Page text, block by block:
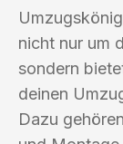
nicht nur um
sondern
deinen
Dazu